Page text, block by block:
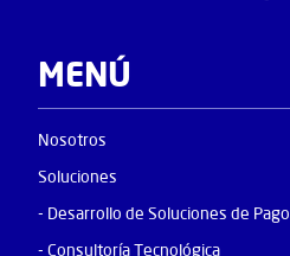
MENÚ
Nosotros
Soluciones
- Desarrollo de Soluciones de Pago
- Consultoría Tecnológica